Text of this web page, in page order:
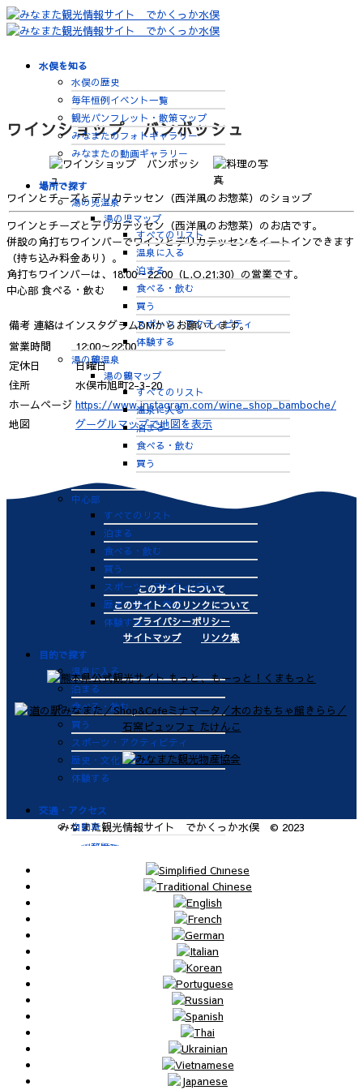
水俣を知る
水俣の歴史
毎年恒例イベント一覧
観光パンフレット・散策マップ
みなまたのフォトギャラリー
みなまたの動画ギャラリー
場所で探す
湯の児温泉
湯の児マップ
すべてのリスト
温泉に入る
泊まる
食べる・飲む
買う
スポーツ・アクティビティ
体験する
湯の鶴温泉
湯の鶴マップ
すべてのリスト
温泉に入る
泊まる
食べる・飲む
買う
中心部
すべてのリスト
泊まる
食べる・飲む
買う
スポーツ・アクティビティ
歴史・文化・学ぶ
体験する
目的で探す
温泉に入る
泊まる
食べる・飲む
買う
スポーツ・アクティビティ
歴史・文化・学ぶ
体験する
交通・アクセス
自動車
九州新幹線
肥薩おれんじ鉄道
海上タクシー定期便 時刻表
肥薩おれんじ鉄道 レンタサイク
ビジターバース（水俣港百間浮桟
ワインショップ バンボッシュ
ワインとチーズとデリカテッセン（西洋風のお惣菜）のショップ
ワインとチーズとデリカテッセン（西洋風のお惣菜）のお店です。
併設の角打ちワインバーでワインとデリカテッセンをイートインできます
（持ち込み料金あり）。
角打ちワインバーは、18:00～22:00（L.O.21:30）の営業です。
中心部 食べる・飲む
備考 連絡はインスタグラムDMからお願いします。
営業時間
12:00～22:00
定休日
日曜日
住所
水俣市旭町2-3-20
ホームページ https://www.instagram.com/wine_shop_bamboche/
地図
グーグルマップで地図を表示
このサイトについて
このサイトへのリンクについて
プライバシーポリシー
サイトマップ
リンク集
みなまた観光情報サイト でかくっか水俣 © 2023